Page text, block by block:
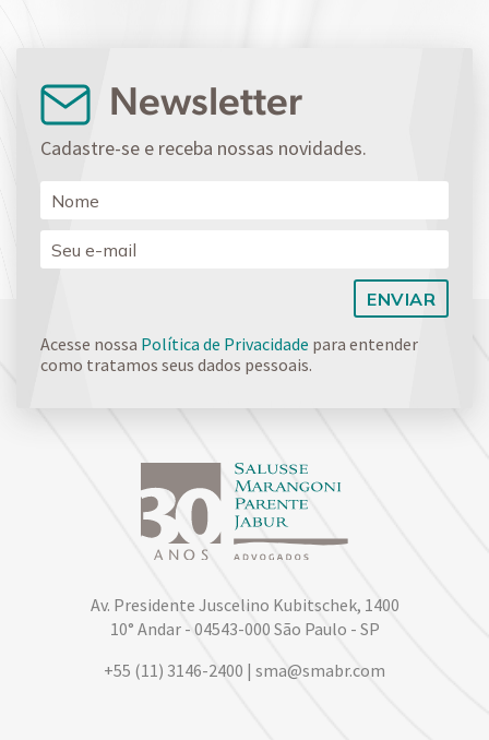
Newsletter
Cadastre-se e receba nossas novidades.
Acesse nossa Política de Privacidade para entender
como tratamos seus dados pessoais.
Av. Presidente Juscelino Kubitschek, 1400
10° Andar - 04543-000 São Paulo - SP
+55 (11) 3146-2400 | sma@smabr.com